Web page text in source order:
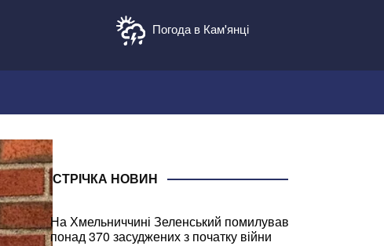
Погода в Кам'янці
СТРІЧКА НОВИН
На Хмельниччині Зеленський помилував
понад 370 засуджених з початку війни